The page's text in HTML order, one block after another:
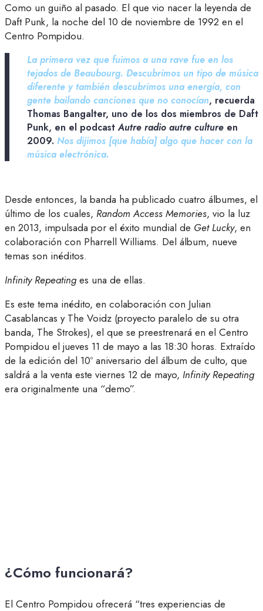
Como un guiño al pasado. El que vio nacer la leyenda de
Daft Punk, la noche del 10 de noviembre de 1992 en el
Centro Pompidou.
La primera vez que fuimos a una rave fue en los
tejados de Beaubourg. Descubrimos un tipo de música
diferente y también descubrimos una energía, con
gente bailando canciones que no conocían, recuerda
Thomas Bangalter, uno de los dos miembros de Daft
Punk, en el podcastAutre radio autre cultureen
2009. Nos dijimos [que había] algo que hacer con la
música electrónica.
Desde entonces, la banda ha publicado cuatro álbumes, el
último de los cuales, Random Access Memories, vio la luz
en 2013, impulsada por el éxito mundial de Get Lucky, en
colaboración con Pharrell Williams. Del álbum, nueve
temas son inéditos.
Infinity Repeating es una de ellas.
Es este tema inédito, en colaboración con Julian
Casablancas y The Voidz (proyecto paralelo de su otra
banda, The Strokes), el que se preestrenará en el Centro
Pompidou el jueves 11 de mayo a las 18:30 horas. Extraído
de la edición del 10º aniversario del álbum de culto, que
saldrá a la venta este viernes 12 de mayo, Infinity Repeating
era originalmente una “demo”.
¿Cómo funcionará?
El Centro Pompidou ofrecerá “tres experiencias de